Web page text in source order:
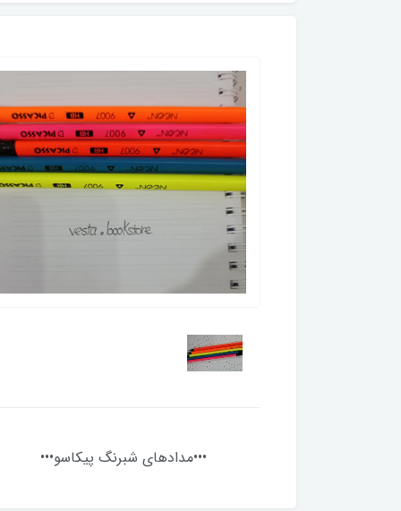
•••مدادهای شبرنگ پیکاسو•••